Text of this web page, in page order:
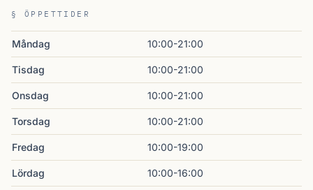
§ ÖPPETTIDER
Måndag 10:00-21:00
Tisdag 10:00-21:00
Onsdag 10:00-21:00
Torsdag 10:00-21:00
Fredag 10:00-19:00
Lördag 10:00-16:00